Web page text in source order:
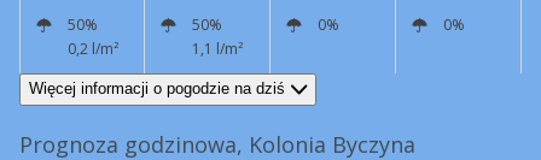
50%
0,2 l/m²
50%
1,1 l/m²
0% 0%
SW
7 km/h W
12 km/h
Więcej informacji o pogodzie na dziś
Prognoza godzinowa, Kolonia Byczyna